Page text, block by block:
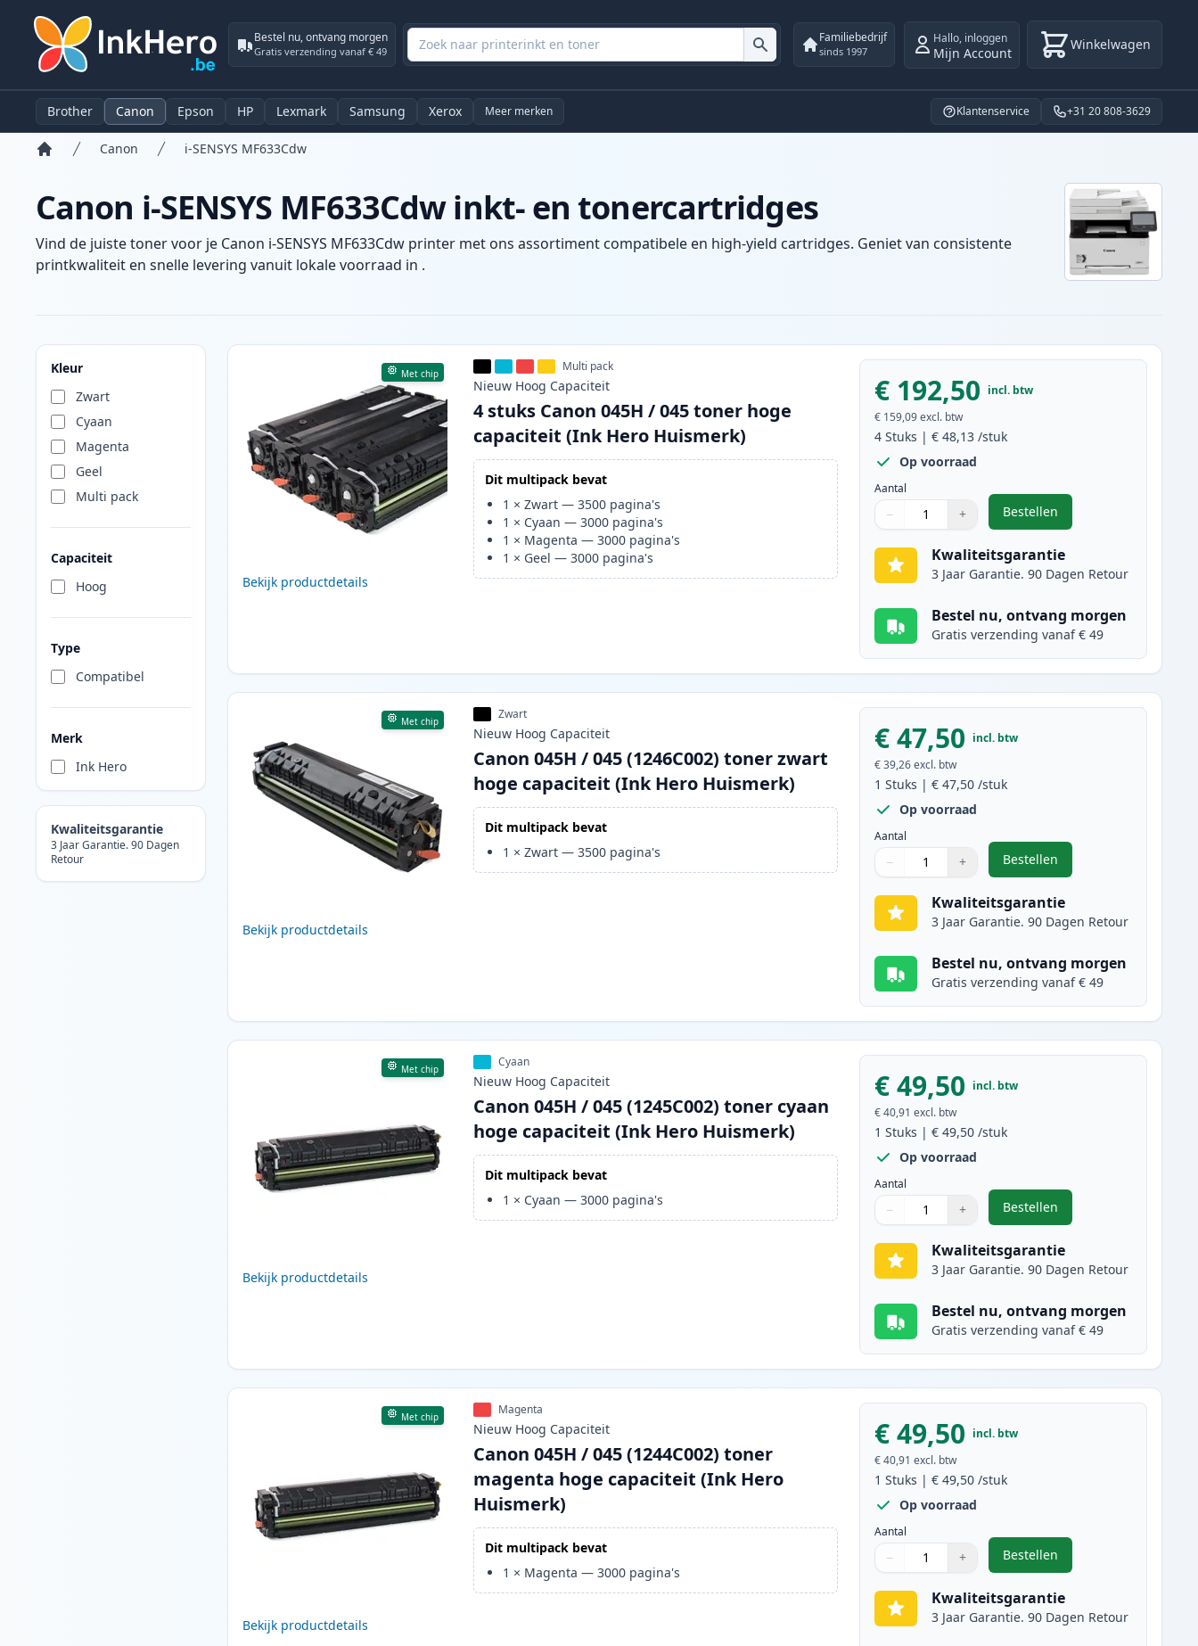
Bestel nu, ontvang morgen
Gratis verzending vanaf € 49
Familiebedrijf
sinds 1997
Hallo, inloggen
Mijn Account Winkelwagen
Brother Canon Epson HP Lexmark Samsung Xerox Meer merken Klantenservice +31 20 808-3629
Canon i-SENSYS MF633Cdw
Canon i-SENSYS MF633Cdw inkt- en tonercartridges
Vind de juiste toner voor je Canon i-SENSYS MF633Cdw printer met ons assortiment compatibele en high-yield cartridges. Geniet van consistente
printkwaliteit en snelle levering vanuit lokale voorraad in .
Kleur
Zwart
Cyaan
Magenta
Geel
Multi pack
Capaciteit
Hoog
Type
Compatibel
Merk
Ink Hero
Kwaliteitsgarantie
3 Jaar Garantie. 90 Dagen
Retour
Producten
Met chip
Bekijk productdetails
Multi pack
Nieuw Hoog Capaciteit
4 stuks Canon 045H / 045 toner hoge
capaciteit (Ink Hero Huismerk)
Dit multipack bevat
1 ×Zwart —3500 pagina's
1 × Cyaan —3000 pagina's
1 × Magenta —3000 pagina's
1 × Geel —3000 pagina's
€ 192,50 incl. btw
€ 159,09 excl. btw
4 Stuks |€ 48,13 /stuk
Op voorraad
Aantal
Aantal
Gebruik de knoppen om aan te passen
− +
Aantal 1
Bestellen
,4 stuks Canon 045H / 045
Kwaliteitsgarantie
3 Jaar Garantie. 90 Dagen Retour
Bestel nu, ontvang morgen
Gratis verzending vanaf € 49
Met chip
Bekijk productdetails
Zwart
Nieuw Hoog Capaciteit
Canon 045H / 045 (1246C002) toner zwart
hoge capaciteit (Ink Hero Huismerk)
Dit multipack bevat
1 ×Zwart —3500 pagina's
€ 47,50 incl. btw
€ 39,26 excl. btw
1 Stuks |€ 47,50 /stuk
Op voorraad
Aantal
Aantal
Gebruik de knoppen om aan te passen
− +
Aantal 1
Bestellen
,Canon 045H / 045
Kwaliteitsgarantie
3 Jaar Garantie. 90 Dagen Retour
Bestel nu, ontvang morgen
Gratis verzending vanaf € 49
Met chip
Bekijk productdetails
Cyaan
Nieuw Hoog Capaciteit
Canon 045H / 045 (1245C002) toner cyaan
hoge capaciteit (Ink Hero Huismerk)
Dit multipack bevat
1 × Cyaan —3000 pagina's
€ 49,50 incl. btw
€ 40,91 excl. btw
1 Stuks |€ 49,50 /stuk
Op voorraad
Aantal
Aantal
Gebruik de knoppen om aan te passen
− +
Aantal 1
Bestellen
,Canon 045H / 045
Kwaliteitsgarantie
3 Jaar Garantie. 90 Dagen Retour
Bestel nu, ontvang morgen
Gratis verzending vanaf € 49
Met chip
Bekijk productdetails
Magenta
Nieuw Hoog Capaciteit
Canon 045H / 045 (1244C002) toner
magenta hoge capaciteit (Ink Hero
Huismerk)
Dit multipack bevat
1 × Magenta —3000 pagina's
€ 49,50 incl. btw
€ 40,91 excl. btw
1 Stuks |€ 49,50 /stuk
Op voorraad
Aantal
Aantal
Gebruik de knoppen om aan te passen
− +
Aantal 1
Bestellen
,Canon 045H / 045
Kwaliteitsgarantie
3 Jaar Garantie. 90 Dagen Retour